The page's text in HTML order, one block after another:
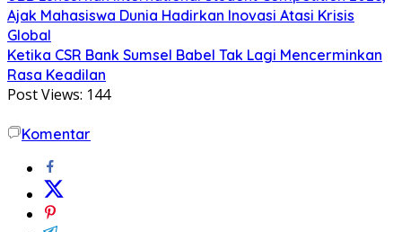
Ajak Mahasiswa Dunia Hadirkan Inovasi Atasi Krisis
Global
Ketika CSR Bank Sumsel Babel Tak Lagi Mencerminkan
Rasa Keadilan
Post Views: 144
Komentar